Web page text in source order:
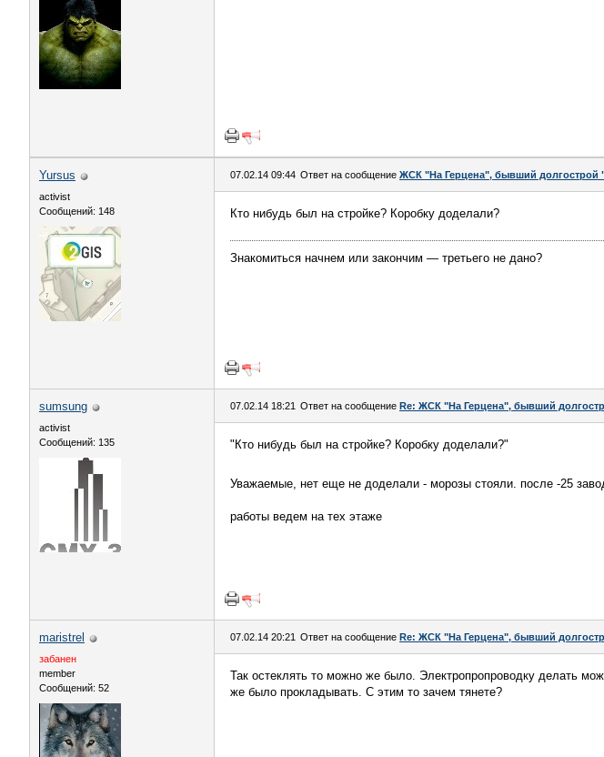
Yursus
activist
Сообщений: 148
07.02.14 09:44 Ответ на сообщение ЖСК "На Герцена", бывший долгострой
Кто нибудь был на стройке? Коробку доделали?
Знакомиться начнем или закончим — третьего не дано?
sumsung
activist
Сообщений: 135
07.02.14 18:21 Ответ на сообщение Re: ЖСК "На Герцена", бывший
"Кто нибудь был на стройке? Коробку доделали?"
Уважаемые, нет еще не доделали - морозы стояли. после -25
работы ведем на тех этаже
maristrel
забанен
member
Сообщений: 52
07.02.14 20:21 Ответ на сообщение Re: ЖСК "На Герцена", бывший
Так остеклять то можно же было. Электропропроводку делать
же было прокладывать. С этим то зачем тянете?